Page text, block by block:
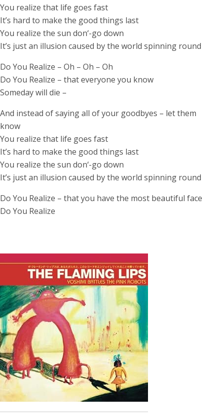
You realize that life goes fast
It’s hard to make the good things last
You realize the sun don‘-go down
It’s just an illusion caused by the world spinning round
Do You Realize – Oh – Oh – Oh
Do You Realize – that everyone you know
Someday will die –
And instead of saying all of your goodbyes – let them
know
You realize that life goes fast
It’s hard to make the good things last
You realize the sun don‘-go down
It’s just an illusion caused by the world spinning round
Do You Realize – that you have the most beautiful face
Do You Realize